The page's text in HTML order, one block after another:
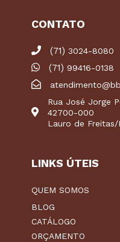
CONTATO
(71) 3024-8080
(71) 99416-0138
Rua José Jorge
42700-000
Lauro de Freitas/
LINKS ÚTEIS
QUEM SOMOS
BLOG
CATÁLOGO
ORÇAMENTO